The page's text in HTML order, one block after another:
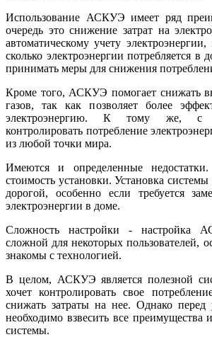
Использование АСКУЭ имеет ряд
очередь это снижение затрат на
автоматическому учету
сколько электроэнергии потребляется в
принимать меры для снижения
Кроме того, АСКУЭ помогает снижать
газов, так как позволяет более
электроэнергию. К тому же, с
контролировать потребление
из любой точки мира.
Имеются и определенные
стоимость установки. Установка
дорогой, особенно если требуется
электроэнергии в доме.
Сложность настройки - настройка
сложной для некоторых пользователей,
знакомы с технологией.
В целом, АСКУЭ является полезной
хочет контролировать свое
снижать затраты на нее. Однако
необходимо взвесить все преимущества
системы.